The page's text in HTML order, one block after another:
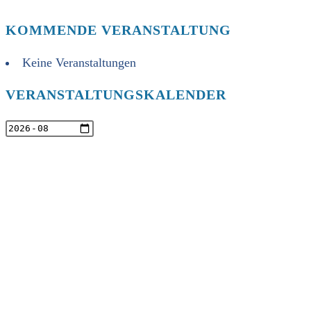
KOMMENDE VERANSTALTUNG
Keine Veranstaltungen
VERANSTALTUNGSKALENDER